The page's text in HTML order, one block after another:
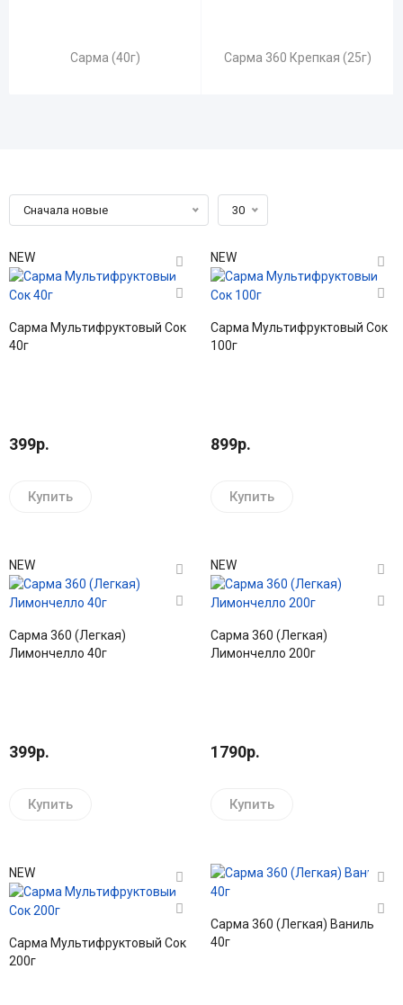
Сарма (40г) Сарма 360 Крепкая (25г)
Сначала новые 30
NEW
Сарма Мультифруктовый Сок
40г
399р.
Купить
NEW
Сарма Мультифруктовый Сок
100г
899р.
Купить
NEW
Сарма 360 (Легкая)
Лимончелло 40г
399р.
Купить
NEW
Сарма 360 (Легкая)
Лимончелло 200г
1790р.
Купить
NEW
Сарма Мультифруктовый Сок
200г
Сарма 360 (Легкая) Ваниль
40г